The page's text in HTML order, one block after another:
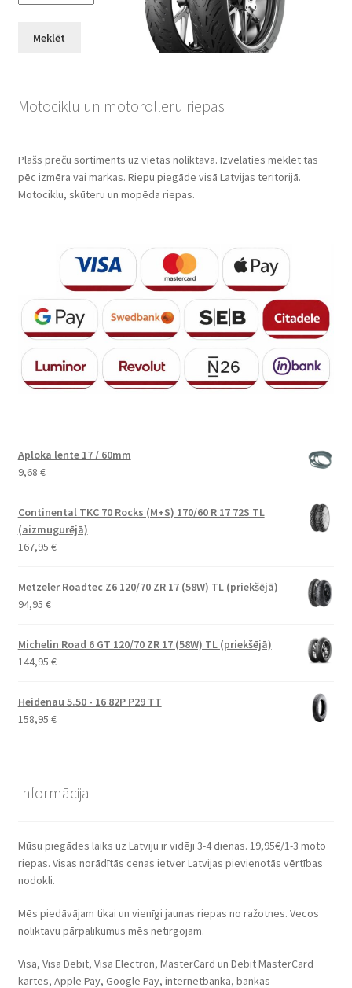
Meklēt
Motociklu un motorolleru riepas
Plašs preču sortiments uz vietas noliktavā. Izvēlaties meklēt tās
pēc izmēra vai markas. Riepu piegāde visā Latvijas teritorijā.
Motociklu, skūteru un mopēda riepas.
Aploka lente 17 / 60mm
9,68 €
Continental TKC 70 Rocks (M+S) 170/60 R 17 72S TL
(aizmugurējā)
167,95 €
Metzeler Roadtec Z6 120/70 ZR 17 (58W) TL (priekšējā)
94,95 €
Michelin Road 6 GT 120/70 ZR 17 (58W) TL (priekšējā)
144,95 €
Heidenau 5.50 - 16 82P P29 TT
158,95 €
Informācija
Mūsu piegādes laiks uz Latviju ir vidēji 3-4 dienas. 19,95€/1-3 moto
riepas. Visas norādītās cenas ietver Latvijas pievienotās vērtības
nodokli.
Mēs piedāvājam tikai un vienīgi jaunas riepas no ražotnes. Vecos
noliktavu pārpalikumus mēs netirgojam.
Visa, Visa Debit, Visa Electron, MasterCard un Debit MasterCard
kartes, Apple Pay, Google Pay, internetbanka, bankas